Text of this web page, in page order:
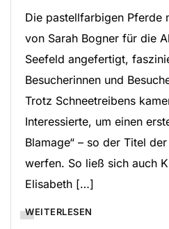
Die pastellfarbigen Pferde
von Sarah Bogner für die
Seefeld angefertigt,
Besucherinnen und
Trotz Schneetreibens
Interessierte, um einen
Blamage“ – so der Titel
werfen. So ließ sich auch
Elisabeth […]
WEITERLESEN